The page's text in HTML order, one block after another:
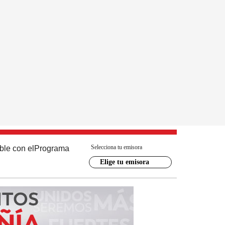
con el Programa Selecciona tu emisora
Elige tu emisora